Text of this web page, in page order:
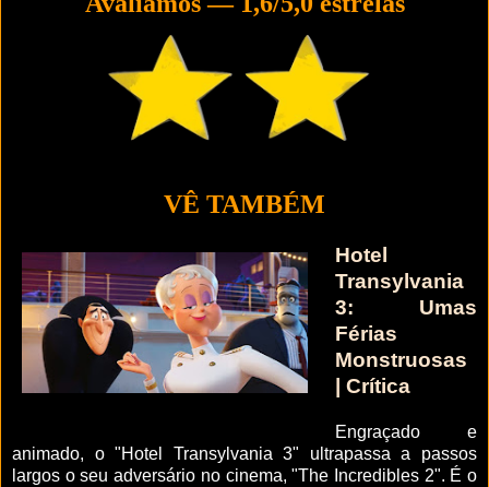
VÊ TAMBÉM
Hotel
Transylvania
3: Umas
Férias
Monstruosas
| Crítica
Engraçado e
animado, o "Hotel Transylvania 3" ultrapassa a passos
largos o seu adversário no cinema, "The Incredibles 2". É o